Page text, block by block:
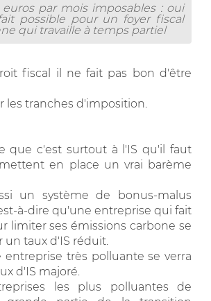
par mois imposables : oui
possible pour un foyer fiscal
qui travaille à temps partiel
fiscal il ne fait pas bon d'être
les tranches d'imposition.
que c'est surtout à l'IS qu'il faut
en place un vrai barème
un système de bonus-malus
à-dire qu'une entreprise qui fait
limiter ses émissions carbone se
un taux d'IS réduit.
entreprise très polluante se verra
d'IS majoré.
les plus polluantes de